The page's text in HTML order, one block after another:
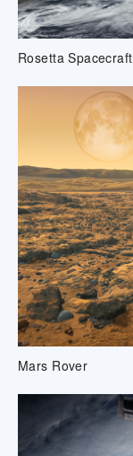
Rosetta Spacecraft
Mars Rover